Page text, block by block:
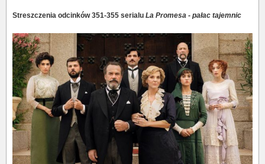
Streszczenia odcinków 351-355 serialu La Promesa - pałac tajemnic